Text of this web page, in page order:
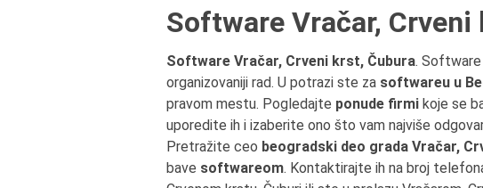
Software Vračar, Crveni
Software Vračar, Crveni krst, Čubura. Software
organizovaniji rad. U potrazi ste za softwareu u
pravom mestu. Pogledajte ponude firmi koje se
uporedite ih i izaberite ono što vam najviše
Pretražite ceo beogradski deo grada Vračar,
bave softwareom. Kontaktirajte ih na broj